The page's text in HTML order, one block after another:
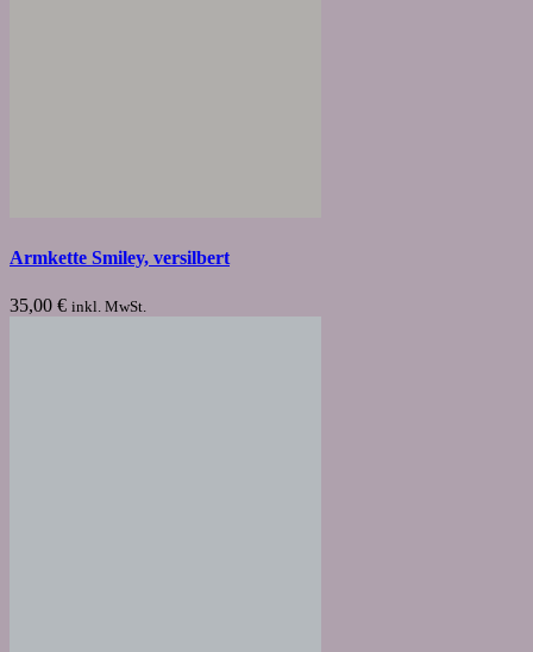
Armkette Smiley, versilbert
35,00 € inkl. MwSt.